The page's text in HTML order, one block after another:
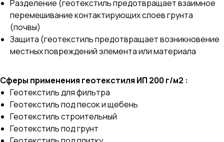
Разделение (геотекстиль предотвращает взаимное
перемешивание контактирующих слоев грунта
(почвы)
Защита (геотекстиль предотвращает возникновение
местных повреждений элемента или материала
Сферы применения геотекстиля ИП 200 г/м2 :
Геотекстиль для фильтра
Геотекстиль под песок и щебень
Геотекстиль строительный
Геотекстиль под грунт